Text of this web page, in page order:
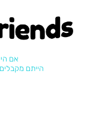
אם
הייתם מקבלים 0.50 נק' למימוש ממש